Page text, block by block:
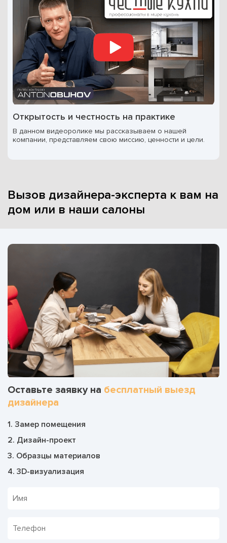
Открытость и честность на практике
В данном видеоролике мы рассказываем о нашей
компании, представляем свою миссию, ценности и цели.
Вызов дизайнера-эксперта к вам на
дом или в наши салоны
Оставьте заявку на бесплатный выезд
дизайнера
1. Замер помещения
2. Дизайн-проект
3. Образцы материалов
4. 3D-визуализация